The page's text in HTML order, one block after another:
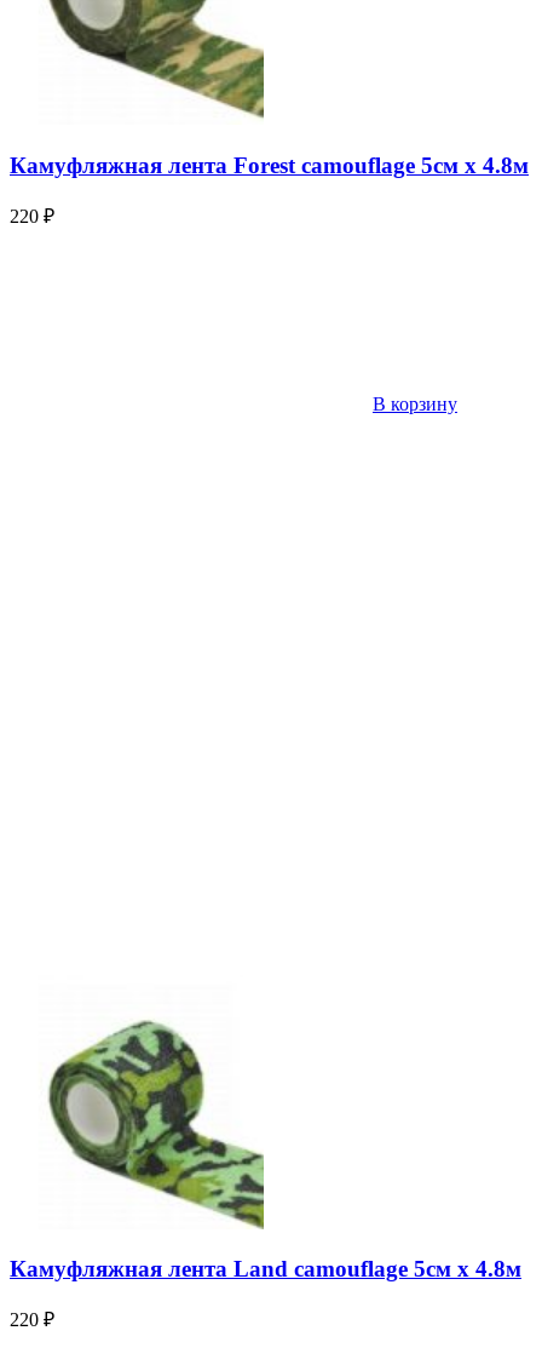
Камуфляжная лента Forest camouflage 5см х 4.8м
220 ₽
В корзину
Камуфляжная лента Land camouflage 5см х 4.8м
220 ₽